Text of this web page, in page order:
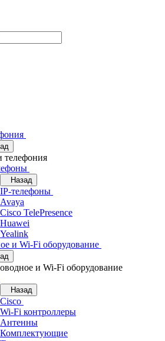
телефония
Назад
IP-телефоны
Avaya
Cisco TelePresence
Huawei
Yealink
и Wi-Fi оборудование
и Wi-Fi оборудование
Назад
Cisco
Wi-Fi контроллеры
Антенны
Комплектующие